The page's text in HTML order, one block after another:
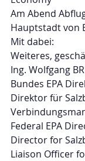
Am Abend
Hauptstadt
Mit dabei:
Weiteres,
Ing. Wolfgang
Bundes EPA
Direktor für
Federal EPA
Director for
Liaison Officer